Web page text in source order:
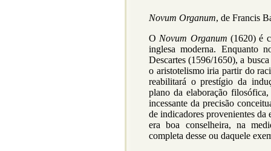
Novum Organum, de Francis
O Novum Organum (1620) é
inglesa moderna. Enquanto
Descartes (1596/1650), a
o aristotelismo iria partir do
reabilitará o prestígio da
plano da elaboração
incessante da precisão
de indicadores provenientes
era boa conselheira, na
completa desse ou daquele